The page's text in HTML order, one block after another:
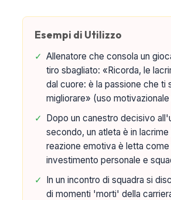
Esempi di Utilizzo
✓ Allenatore che consola un
tiro sbagliato: «Ricorda, le
dal cuore: è la passione che ti
migliorare» (uso
✓ Dopo un canestro decisivo
secondo, un atleta è in lacrime
reazione emotiva è letta come
investimento personale e
✓ In un incontro di squadra si
di momenti 'morti' della